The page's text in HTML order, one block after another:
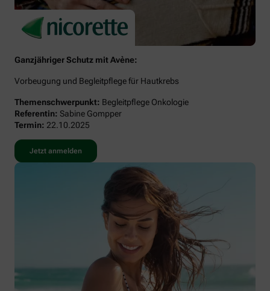
Ganzjähriger Schutz mit Avène:
Vorbeugung und Begleitpflege für Hautkrebs
Themenschwerpunkt: Begleitpflege Onkologie
Referentin: Sabine Gompper
Termin: 22.10.2025
Jetzt anmelden